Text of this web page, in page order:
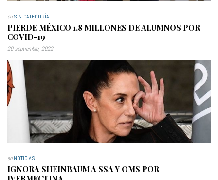
enSIN CATEGORÍA
PIERDE MÉXICO 1.8 MILLONES DE ALUMNOS POR
COVID-19
20 septiembre, 2022
enNOTICIAS
IGNORA SHEINBAUM A SSA Y OMS POR